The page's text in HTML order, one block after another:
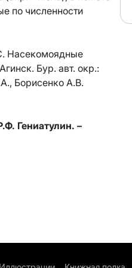
по численности
Насекомоядные
Бур. авт. окр.:
Борисенко А.В.
Гениатулин. –